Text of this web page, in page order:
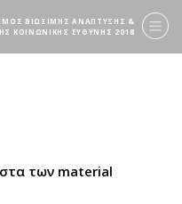
ΒΙΩΣΙΜΗΣ ΑΝΑΠΤΥΞΗΣ &
ΚΟΙΝΩΝΙΚΗΣ ΕΥΘΥΝΗΣ 2018
των material